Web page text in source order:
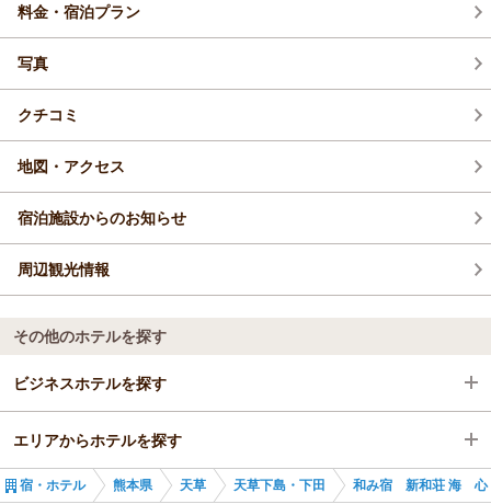
料金・宿泊プラン
写真
クチコミ
地図・アクセス
宿泊施設からのお知らせ
周辺観光情報
その他のホテルを探す
ビジネスホテルを探す
熊本県
天草
エリアからホテルを探す
熊本県
宿・ホテル 熊本県 天草 天草下島・下田 和み宿 新和荘 海 心